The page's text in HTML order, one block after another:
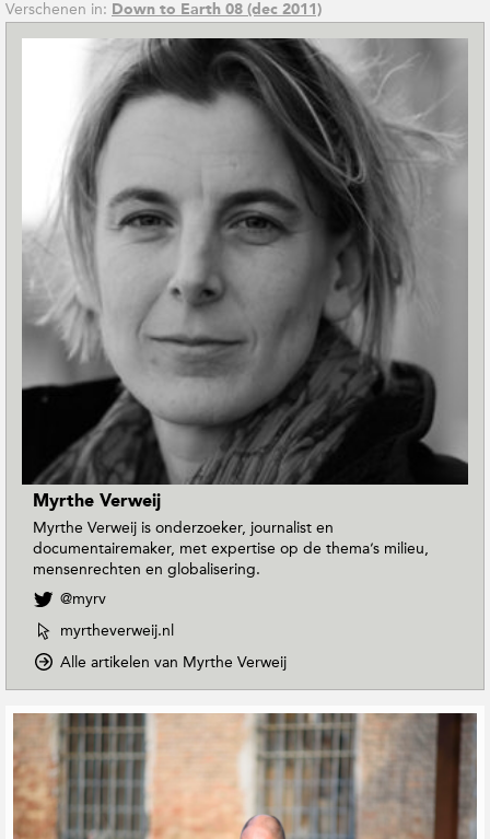
Verschenen in: Down to Earth 08 (dec 2011)
Myrthe Verweij
Myrthe Verweij is onderzoeker, journalist en
documentairemaker, met expertise op de thema’s milieu,
mensenrechten en globalisering.
V
l
g
t
h
e
@myrv
W
b
s
i
t
e
v
myrtheverweij.nl
Alle artikelen van Myrthe Verweijo
o
w
n
o
G
e
e